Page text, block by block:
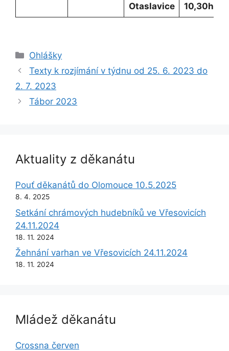
Otaslavice 10,30h.
Rubriky
Ohlášky
Texty k rozjímání v týdnu od 25. 6. 2023 do
2. 7. 2023
Tábor 2023
Aktuality z děkanátu
Pouť děkanátů do Olomouce 10.5.2025
8. 4. 2025
Setkání chrámových hudebníků ve Vřesovicích
24.11.2024
18. 11. 2024
Žehnání varhan ve Vřesovicích 24.11.2024
18. 11. 2024
Mládež děkanátu
Crossna červen